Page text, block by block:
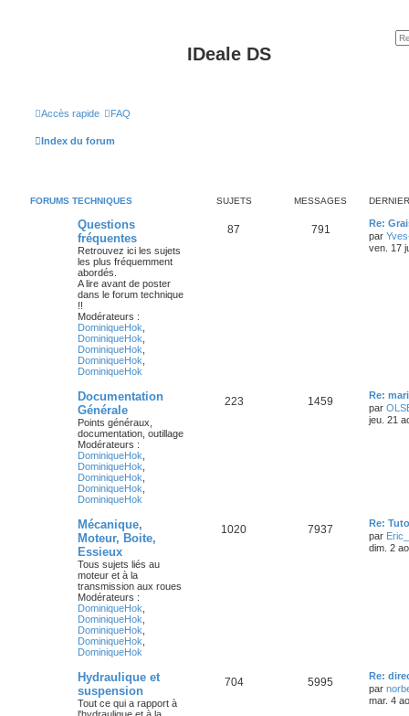
IDeale DS
Accès rapide FAQ
Index du forum
FORUMS TECHNIQUES SUJETS MESSAGES
Questions
fréquentes
Retrouvez ici les sujets
les plus fréquemment
abordés.
A lire avant de poster
dans le forum technique
!!
Modérateurs :
DominiqueHok
DominiqueHok
DominiqueHok
DominiqueHok
DominiqueHok
87 791
Re:
par
ven. 17
Documentation
Générale
Points généraux,
documentation, outillage
Modérateurs :
DominiqueHok
DominiqueHok
DominiqueHok
DominiqueHok
DominiqueHok
223 1459
Re:
par
jeu. 21
Mécanique,
Moteur, Boite,
Essieux
Tous sujets liés au
moteur et à la
transmission aux roues
Modérateurs :
DominiqueHok
DominiqueHok
DominiqueHok
DominiqueHok
DominiqueHok
1020 7937
Re:
par
dim. 2
Hydraulique et
suspension
Tout ce qui a rapport à
l'hydraulique et à la
704 5995
Re:
par
mar. 4